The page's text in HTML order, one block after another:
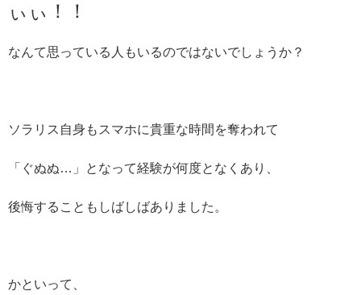
ぃぃ！！
なんて思っている人もいるのではないでしょうか？
ソラリス自身もスマホに貴重な時間を奪われて
「ぐぬぬ…」となって経験が何度となくあり、
後悔することもしばしばありました。
かといって、